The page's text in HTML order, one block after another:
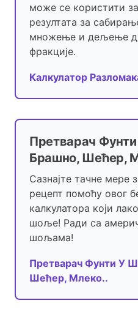
може се користити
резултата за
множење и дељење
фракције.
Калкулатор
Претварач
Брашно, Шећер,
Сазнајте тачне мере
рецепт помоћу овог
калкулатора који
шоље! Ради са
шољама!
Претварач Фунти У
Шећер, Млеко..